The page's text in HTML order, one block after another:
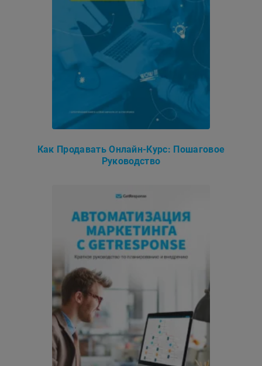
Как Продавать Онлайн-Курс: Пошаговое
Руководство